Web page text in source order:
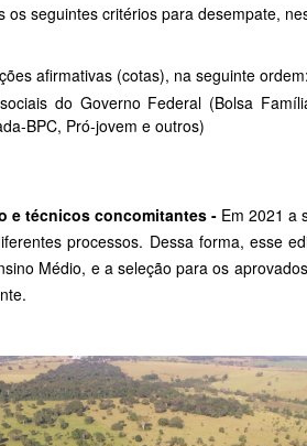
os seguintes critérios para desempate,
afirmativas (cotas), na seguinte
do Governo Federal (Bolsa
BPC, Pró-jovem e outros)
e técnicos concomitantes - Em 2021 a
processos. Dessa forma, esse
Médio, e a seleção para os